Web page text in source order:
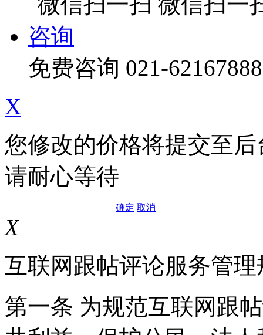
咨询
免费咨询 021-62167888
X
您修改的价格将提交至
请耐心等待
确定 取消
X
互联网跟帖评论服务管理
第一条 为规范互联网跟